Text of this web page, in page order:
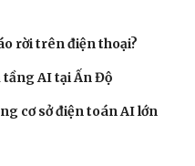
rời trên điện thoại?
AI tại Ấn Độ
cơ sở điện toán AI lớn